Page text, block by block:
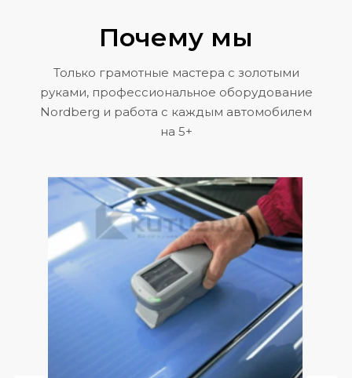
Почему мы
Только грамотные мастера с золотыми
руками, профессиональное оборудование
Nordberg и работа с каждым автомобилем
на 5+